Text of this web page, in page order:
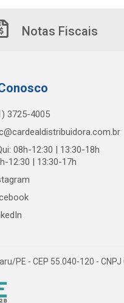
Notas Fiscais
3725-4005
08h-12:30 | 13:30-18h
12:30 | 13:30-17h
PE - CEP 55.040-120 -